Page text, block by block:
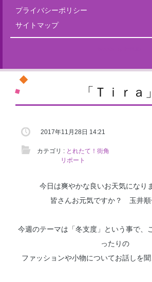
プライバシーポリシー
サイトマップ
「Ｔｉｒａ」
2017年11月28日 14:21
カテゴリ : とれたて！街角
リポート
今日は爽やかな良いお天気になり
皆さんお元気ですか？ 玉井順
今週のテーマは「冬支度」という事で、
ったりの
ファッションや小物についてお話しを聞